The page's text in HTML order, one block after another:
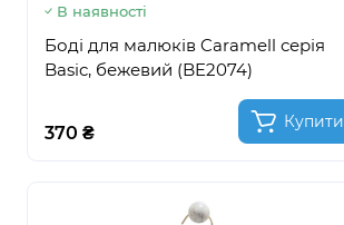
В наявності
Боді для малюків Caramell серія
Basic, бежевий (BE2074)
370 ₴
Купити